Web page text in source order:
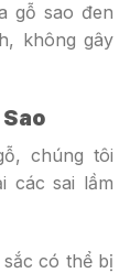
gỗ sao đen
không gây
chúng tôi
các sai lầm
có thể bị